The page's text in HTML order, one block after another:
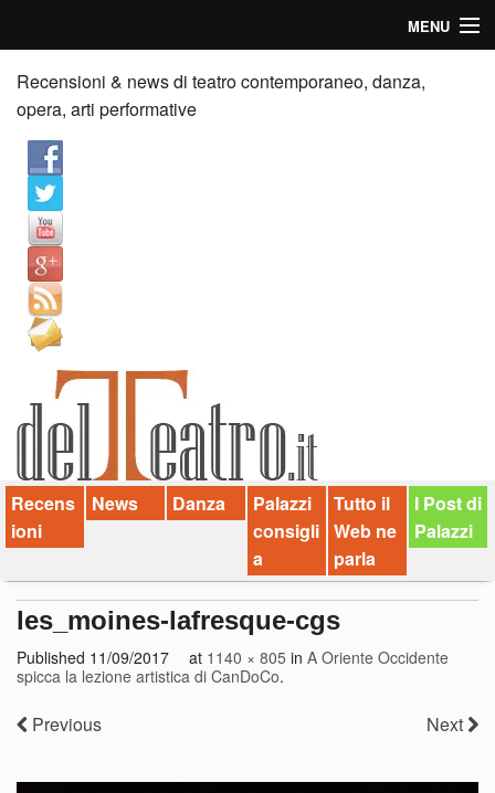
MENU
Home
Recensioni
Anticipazioni
News
Palazzi consiglia
Video
Chi siamo
Contatti
dT in English
Recensioni & news di teatro contemporaneo, danza,
opera, arti performative
Recens
ioni
News Danza
Palazzi
consigli
a
Tutto il
Web ne
parla
I Post di
Palazzi
les_moines-lafresque-cgs
Published 11/09/2017 at 1140 × 805 in A Oriente Occidente
spicca la lezione artistica di CanDoCo.
Previous Next